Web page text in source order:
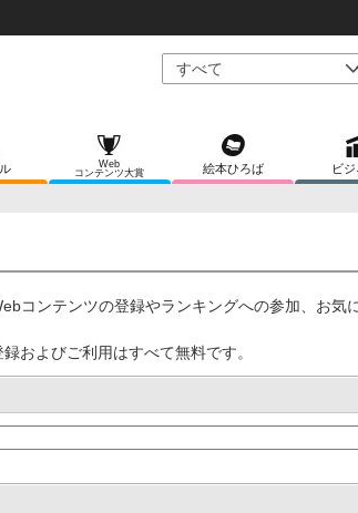
Web
コンテンツ大賞
絵本ひろば ビ
コンテンツの登録やランキングへの参加、お気
およびご利用はすべて無料です。